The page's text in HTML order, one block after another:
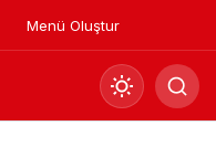
Menü Oluştur
Mod
değiştir